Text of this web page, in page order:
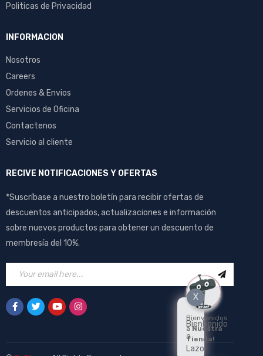
Politicas de Privacidad
INFORMACION
Nosotros
Careers
Ordenes & Envios
Servicios de Oficina
Contactenos
Servicio al cliente
RECIVE NOTIFICACIONES Y OFERTAS
*Suscríbase a nuestro boletín para recibir ofertas de
descuentos anticipados, actualizaciones e información
sobre nuevos productos para obtener un descuento de
membresía del 10%.
X
Bienvenidos
aNuestra
Tienda!
Bienbenido
a
Lazo